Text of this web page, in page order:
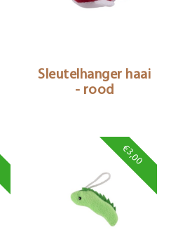
Sleutelhanger haai
- rood
€3,00